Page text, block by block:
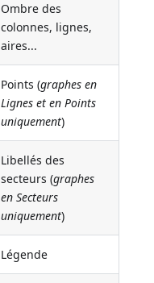
Ombre des
colonnes, lignes,
aires...
Points (graphes en
Lignes et en Points
uniquement)
Libellés des
secteurs (graphes
en Secteurs
uniquement)
Légende